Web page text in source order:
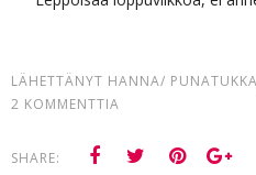
LÄHETTÄNYT HANNA/
2 KOMMENTTIA
SHARE: